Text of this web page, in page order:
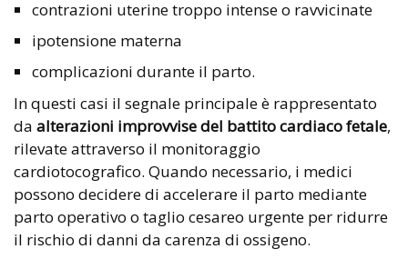
contrazioni uterine troppo intense o ravvicinate
ipotensione materna
complicazioni durante il parto.
In questi casi il segnale principale è rappresentato
da alterazioni improvvise del battito cardiaco fetale,
rilevate attraverso il monitoraggio
cardiotocografico. Quando necessario, i medici
possono decidere di accelerare il parto mediante
parto operativo o taglio cesareo urgente per ridurre
il rischio di danni da carenza di ossigeno.